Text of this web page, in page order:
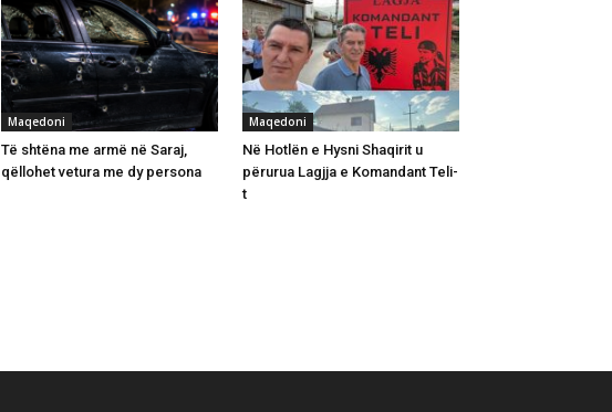
Maqedoni
Të shtëna me armë në Saraj,
qëllohet vetura me dy persona
Maqedoni
Në Hotlën e Hysni Shaqirit u
përurua Lagjja e Komandant Teli-
t